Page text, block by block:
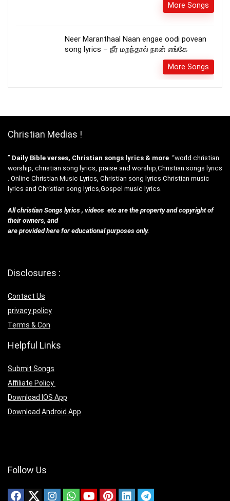
More Songs
Neer Maranthaal Naan engae oodi povean
song lyrics – நீர் மறந்தால் நான் எங்கே
More Songs
Christian Medias !
” Daily Bible verses, Christian songs lyrics & more “world christian
worship, christian song lyrics, praise and worship,Christian songs lyrics
. Online Christian Music Lyrics, Christian song lyrics Christian music
lyrics and Christian song lyrics,Gospel music lyrics.
All christian Songs lyrics , videos etc are the property and copyright of
their owners, and
are provided here for educational purposes only.
Disclosures :
Contact Us
privacy policy
Terms & Con
Helpful Links
Submit Songs
Affiliate Policy
Download IOS App
Download Android App
Follow Us